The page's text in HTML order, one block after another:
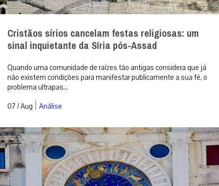
Cristãos sírios cancelam festas religiosas: um
sinal inquietante da Síria pós-Assad
Quando uma comunidade de raízes tão antigas considera que já
não existem condições para manifestar publicamente a sua fé, o
problema ultrapas...
07 / Aug | Análise